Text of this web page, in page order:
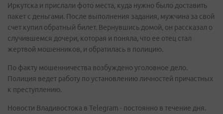
Иркутска и прислали фото места, куда нужно было доставить
пакет с деньгами. После выполнения задания, мужчина за свой
счет купил обратный билет. Вернувшись домой, он рассказал о
случившемся дочери, которая и поняла, что ее отец стал
жертвой мошенников, и обратилась в полицию.
По факту мошенничества возбуждено уголовное дело.
Полиция ведет работу по установлению личностей причастных
к преступлению.
Новости Владивостока в Telegram - постоянно в течение дня.